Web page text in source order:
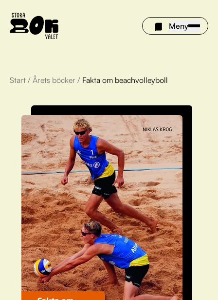
Meny
Årets böcker
Om Stora bokvalet
Olivia tipsar
Vinnare
FAQ
För bibliotek
Start / Årets böcker / Fakta om beachvolleyboll